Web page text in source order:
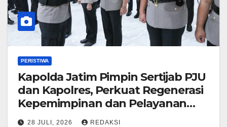
PERISTIWA
Kapolda Jatim Pimpin Sertijab PJU
dan Kapolres, Perkuat Regenerasi
Kepemimpinan dan Pelayanan
Presisi
28 JULI, 2026 REDAKSI